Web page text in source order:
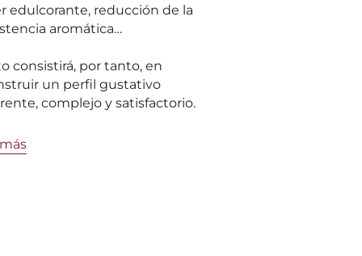
edulcorante, reducción de la
aromática…
consistirá, por tanto, en
un perfil gustativo
complejo y satisfactorio.